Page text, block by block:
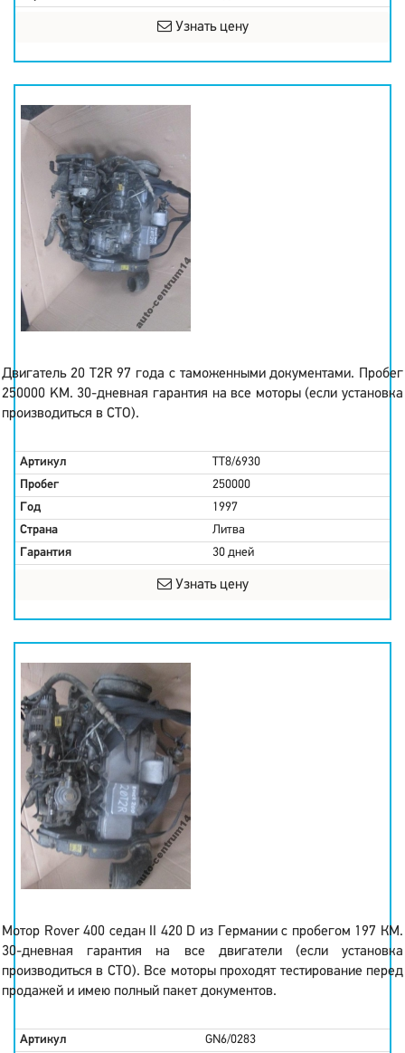
Узнать цену
Двигатель 20 T2R 97 года с таможенными документами. Пробег
250000 KM. 30-дневная гарантия на все моторы (если установка
производиться в СТО).
Артикул
TT8/6930
Пробег
250000
Год
1997
Страна
Литва
Гарантия
30 дней
Узнать цену
Мотор Rover 400 седан II 420 D из Германии с пробегом 197 КМ.
30-дневная гарантия на все двигатели (если установка
производиться в СТО). Все моторы проходят тестирование перед
продажей и имею полный пакет документов.
Артикул
GN6/0283